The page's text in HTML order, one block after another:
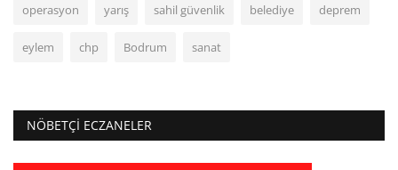
operasyon yarış sahil güvenlik belediye deprem
eylem chp Bodrum sanat
NÖBETÇI ECZANELER